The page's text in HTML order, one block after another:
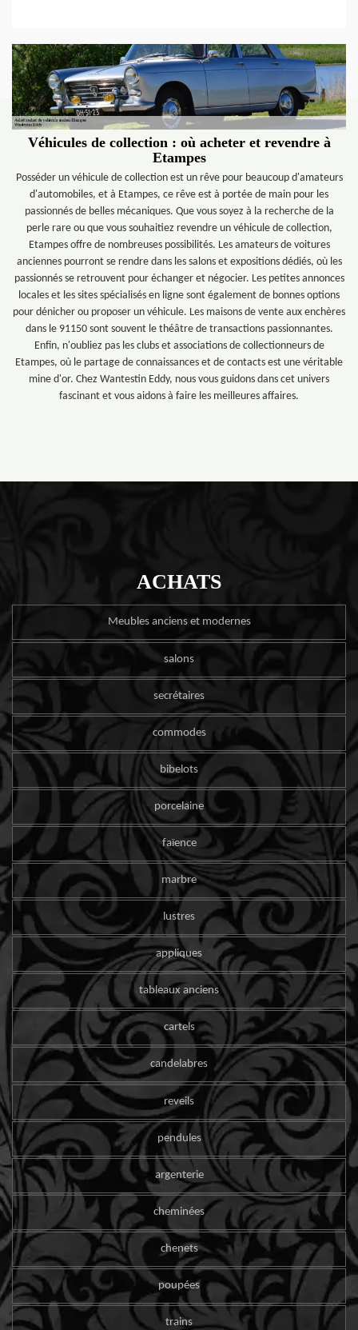
Véhicules de collection : où acheter et revendre à
Etampes
Posséder un véhicule de collection est un rêve pour beaucoup d'amateurs
d'automobiles, et à Etampes, ce rêve est à portée de main pour les
passionnés de belles mécaniques. Que vous soyez à la recherche de la
perle rare ou que vous souhaitiez revendre un véhicule de collection,
Etampes offre de nombreuses possibilités. Les amateurs de voitures
anciennes pourront se rendre dans les salons et expositions dédiés, où les
passionnés se retrouvent pour échanger et négocier. Les petites annonces
locales et les sites spécialisés en ligne sont également de bonnes options
pour dénicher ou proposer un véhicule. Les maisons de vente aux enchères
dans le 91150 sont souvent le théâtre de transactions passionnantes.
Enfin, n'oubliez pas les clubs et associations de collectionneurs de
Etampes, où le partage de connaissances et de contacts est une véritable
mine d'or. Chez Wantestin Eddy, nous vous guidons dans cet univers
fascinant et vous aidons à faire les meilleures affaires.
ACHATS
Meubles anciens et modernes
salons
secrétaires
commodes
bibelots
porcelaine
faïence
marbre
lustres
appliques
tableaux anciens
cartels
candelabres
reveils
pendules
argenterie
cheminées
chenets
poupées
trains